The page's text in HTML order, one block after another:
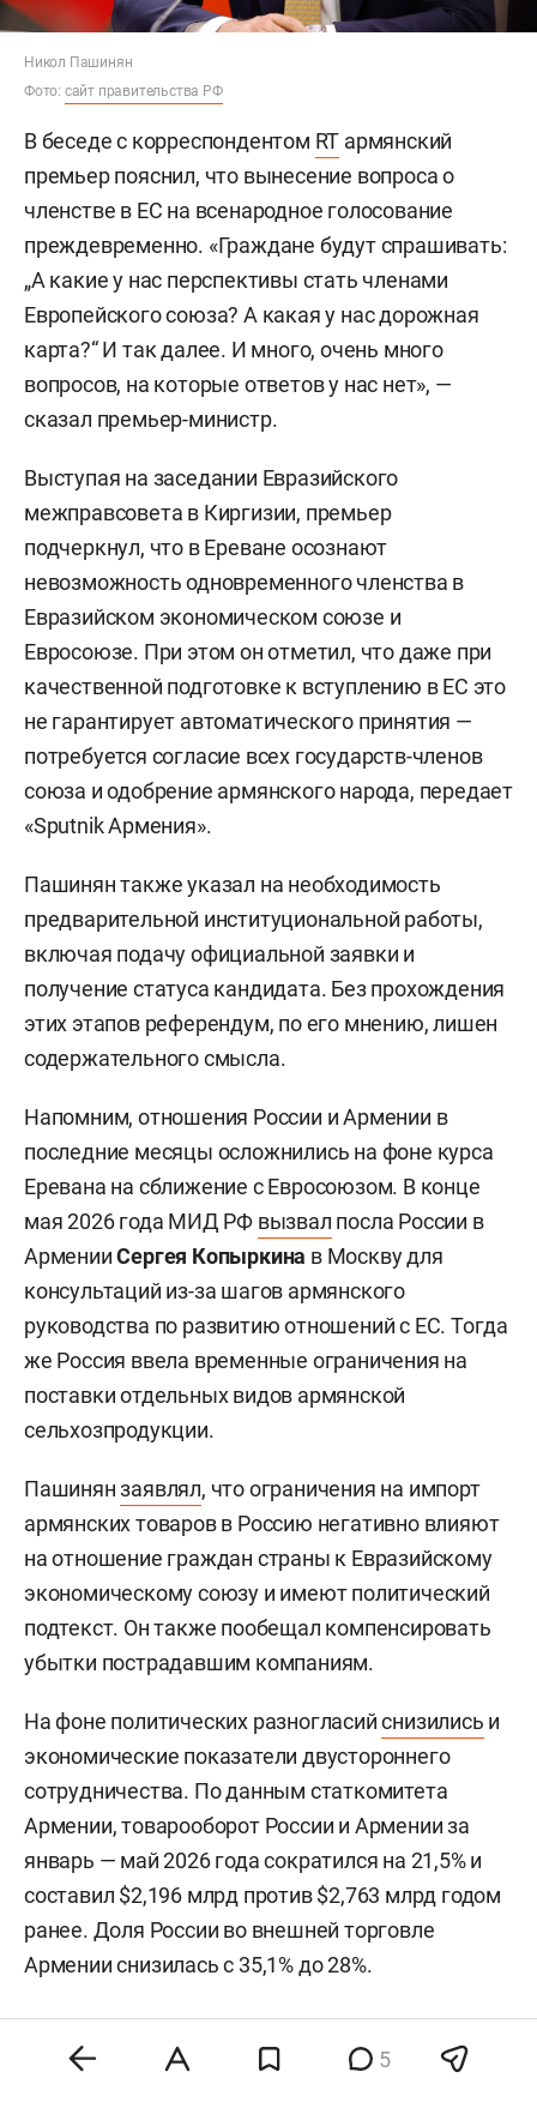
Никол Пашинян
Фото: сайт правительства РФ
В беседе с корреспондентом RT армянский
премьер пояснил, что вынесение вопроса о
членстве в ЕС на всенародное голосование
преждевременно. «Граждане будут спрашивать:
„А какие у нас перспективы стать членами
Европейского союза? А какая у нас дорожная
карта?“ И так далее. И много, очень много
вопросов, на которые ответов у нас нет», —
сказал премьер-министр.
Выступая на заседании Евразийского
межправсовета в Киргизии, премьер
подчеркнул, что в Ереване осознают
невозможность одновременного членства в
Евразийском экономическом союзе и
Евросоюзе. При этом он отметил, что даже при
качественной подготовке к вступлению в ЕС это
не гарантирует автоматического принятия —
потребуется согласие всех государств-членов
союза и одобрение армянского народа, передает
«Sputnik Армения».
Пашинян также указал на необходимость
предварительной институциональной работы,
включая подачу официальной заявки и
получение статуса кандидата. Без прохождения
этих этапов референдум, по его мнению, лишен
содержательного смысла.
Напомним, отношения России и Армении в
последние месяцы осложнились на фоне курса
Еревана на сближение с Евросоюзом. В конце
мая 2026 года МИД РФ вызвал посла России в
АрменииСергея Копыркина в Москву для
консультаций из-за шагов армянского
руководства по развитию отношений с ЕС. Тогда
же Россия ввела временные ограничения на
поставки отдельных видов армянской
сельхозпродукции.
Пашинянзаявлял, что ограничения на импорт
армянских товаров в Россию негативно влияют
на отношение граждан страны к Евразийскому
экономическому союзу и имеют политический
подтекст. Он также пообещал компенсировать
убытки пострадавшим компаниям.
На фоне политических разногласийснизились и
экономические показатели двустороннего
сотрудничества. По данным статкомитета
Армении, товарооборот России и Армении за
январь — май 2026 года сократился на 21,5% и
составил $2,196 млрд против $2,763 млрд годом
ранее. Доля России во внешней торговле
Армении снизилась с 35,1% до 28%.
5